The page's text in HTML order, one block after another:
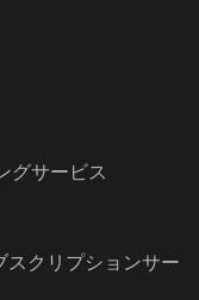
グサービス
クリプションサー